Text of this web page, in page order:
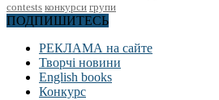
contests конкурси групи
ПОДПИШИТЕСЬ
РЕКЛАМА на сайте
Творчі новини
English books
Конкурс